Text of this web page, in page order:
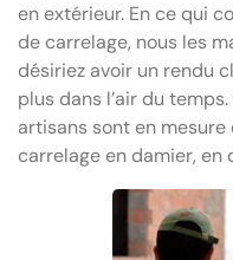
en extérieur. En ce qui
de carrelage, nous les
désiriez avoir un rendu
plus dans l’air du
artisans sont en
carrelage en damier, en